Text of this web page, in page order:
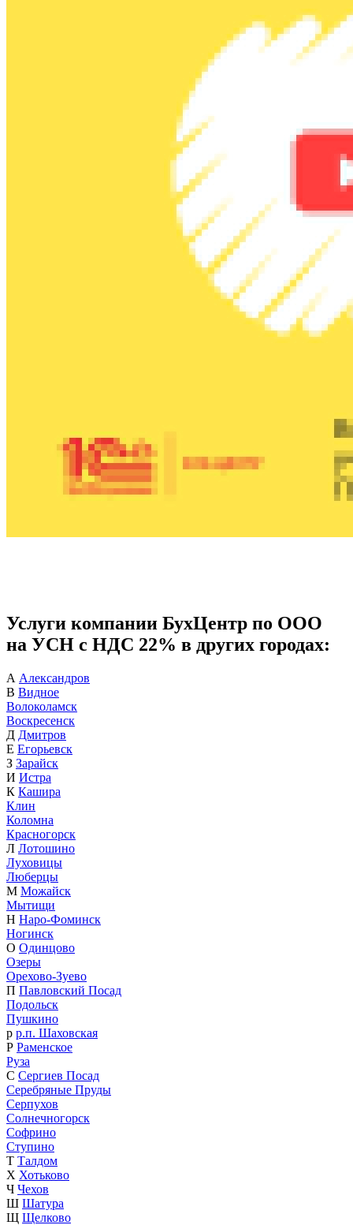
Услуги компании БухЦентр по ООО
на УСН с НДС 22% в других городах:
А Александров
В Видное
Волоколамск
Воскресенск
Д Дмитров
Е Егорьевск
З Зарайск
И Истра
К Кашира
Клин
Коломна
Красногорск
Л Лотошино
Луховицы
Люберцы
М Можайск
Мытищи
Н Наро-Фоминск
Ногинск
О Одинцово
Озеры
Орехово-Зуево
П Павловский Посад
Подольск
Пушкино
р р.п. Шаховская
Р Раменское
Руза
С Сергиев Посад
Серебряные Пруды
Серпухов
Солнечногорск
Софрино
Ступино
Т Талдом
Х Хотьково
Ч Чехов
Ш Шатура
Щ Щелково